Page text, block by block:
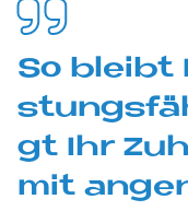
So blei­bt
gt Ihr
mit